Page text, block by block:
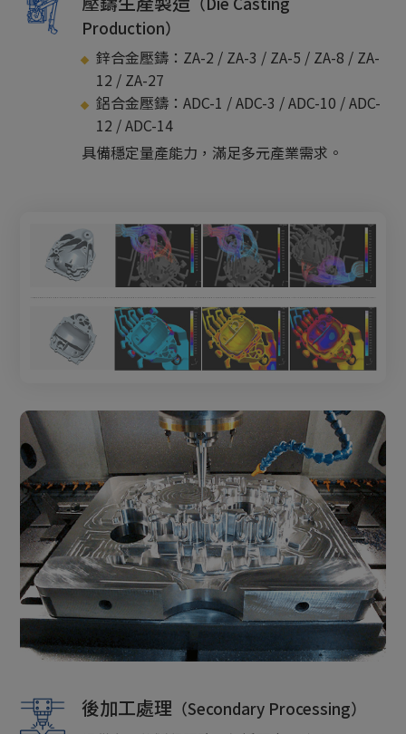
Production）
鋅合金壓鑄：ZA-2 / ZA-3 / ZA-5 / ZA-8 / ZA-
12 / ZA-27
鋁合金壓鑄：ADC-1 / ADC-3 / ADC-10 / ADC-
12 / ADC-14
具備穩定量產能力，滿足多元產業需求。
後加工處理 （Secondary Processing）